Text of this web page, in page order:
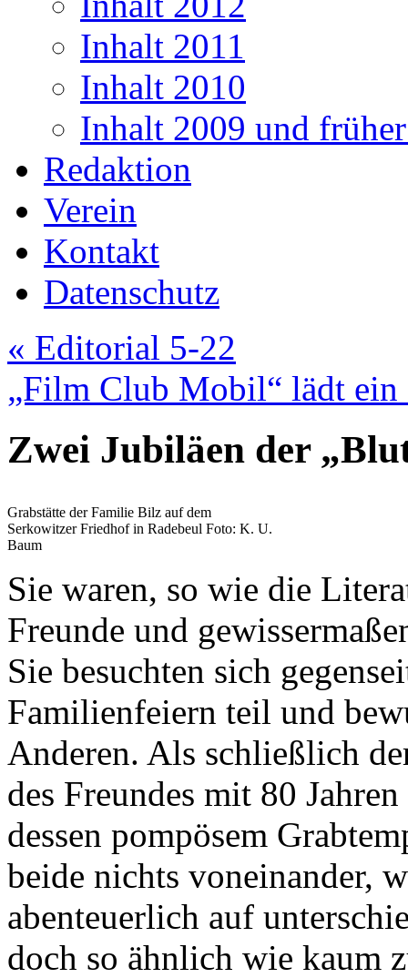
Inhalt 2011
Inhalt 2010
Inhalt 2009 und
Redaktion
Verein
Kontakt
Datenschutz
« Editorial 5-22
„Film Club Mobil“ lädt ein
Zwei Jubiläen der
Grabstätte der Familie Bilz auf dem
Serkowitzer Friedhof in Radebeul Foto: K. U.
Baum
Sie waren, so wie die
Freunde und
Sie besuchten sich
Familienfeiern teil und
Anderen. Als schließlich
des Freundes mit 80
dessen pompösem
beide nichts voneinander,
abenteuerlich auf
doch so ähnlich wie kaum